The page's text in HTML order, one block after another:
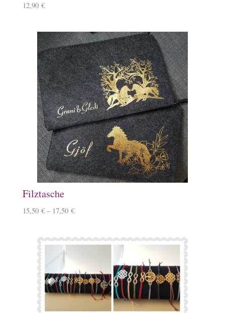
12,90 €
Filztasche
15,50 € – 17,50 €